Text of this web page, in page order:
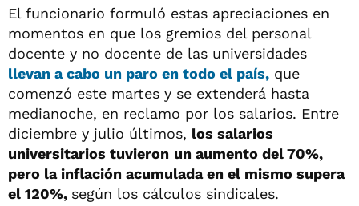
El funcionario formuló estas apreciaciones en
momentos en que los gremios del personal
docente y no docente de las universidades
llevan a cabo un paro en todo el país, que
comenzó este martes y se extenderá hasta
medianoche, en reclamo por los salarios. Entre
diciembre y julio últimos, los salarios
universitarios tuvieron un aumento del 70%,
pero la inflación acumulada en el mismo supera
el 120%, según los cálculos sindicales.